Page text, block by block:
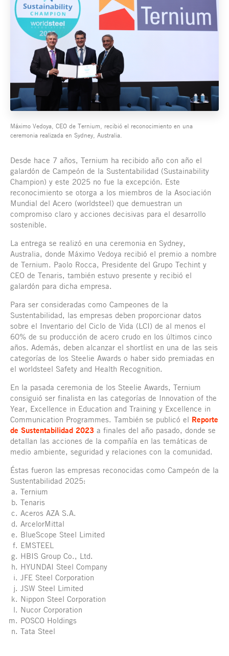
Máximo Vedoya, CEO de Ternium, recibió el reconocimiento en una
ceremonia realizada en Sydney, Australia.
Desde hace 7 años, Ternium ha recibido año con año el
galardón de Campeón de la Sustentabilidad (Sustainability
Champion) y este 2025 no fue la excepción. Este
reconocimiento se otorga a los miembros de la Asociación
Mundial del Acero (worldsteel) que demuestran un
compromiso claro y acciones decisivas para el desarrollo
sostenible.
La entrega se realizó en una ceremonia en Sydney,
Australia, donde Máximo Vedoya recibió el premio a nombre
de Ternium. Paolo Rocca, Presidente del Grupo Techint y
CEO de Tenaris, también estuvo presente y recibió el
galardón para dicha empresa.
Para ser consideradas como Campeones de la
Sustentabilidad, las empresas deben proporcionar datos
sobre el Inventario del Ciclo de Vida (LCI) de al menos el
60% de su producción de acero crudo en los últimos cinco
años. Además, deben alcanzar el shortlist en una de las seis
categorías de los Steelie Awards o haber sido premiadas en
el worldsteel Safety and Health Recognition.
En la pasada ceremonia de los Steelie Awards, Ternium
consiguió ser finalista en las categorías de Innovation of the
Year, Excellence in Education and Training y Excellence in
Communication Programmes. También se publicó el Reporte
de Sustentabilidad 2023 a finales del año pasado, donde se
detallan las acciones de la compañía en las temáticas de
medio ambiente, seguridad y relaciones con la comunidad.
Éstas fueron las empresas reconocidas como Campeón de la
Sustentabilidad 2025:
Ternium
Tenaris
Aceros AZA S.A.
ArcelorMittal
BlueScope Steel Limited
EMSTEEL
HBIS Group Co., Ltd.
HYUNDAI Steel Company
JFE Steel Corporation
JSW Steel Limited
Nippon Steel Corporation
Nucor Corporation
POSCO Holdings
Tata Steel